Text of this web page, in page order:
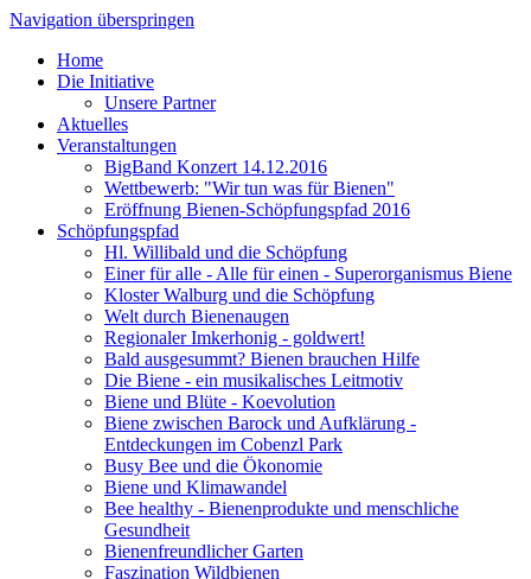
Navigation überspringen
Home
Die Initiative
Unsere Partner
Aktuelles
Veranstaltungen
BigBand Konzert 14.12.2016
Wettbewerb: "Wir tun was für Bienen"
Eröffnung Bienen-Schöpfungspfad 2016
Schöpfungspfad
Hl. Willibald und die Schöpfung
Einer für alle - Alle für einen - Superorganismus Biene
Kloster Walburg und die Schöpfung
Welt durch Bienenaugen
Regionaler Imkerhonig - goldwert!
Bald ausgesummt? Bienen brauchen Hilfe
Die Biene - ein musikalisches Leitmotiv
Biene und Blüte - Koevolution
Biene zwischen Barock und Aufklärung -
Entdeckungen im Cobenzl Park
Busy Bee und die Ökonomie
Biene und Klimawandel
Bee healthy - Bienenprodukte und menschliche
Gesundheit
Bienenfreundlicher Garten
Faszination Wildbienen